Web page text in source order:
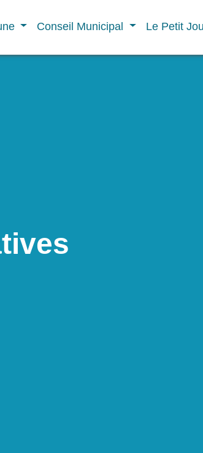
Conseil Municipal Le Petit